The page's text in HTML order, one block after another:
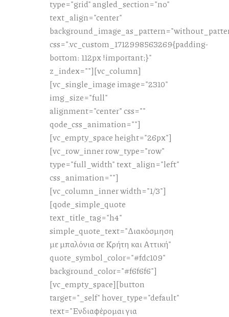
type="grid" angled_section="no"
text_align="center"
css=".vc_custom_1712998563269{padding-
bottom: 112px !important;}"
z_index=""][vc_column]
[vc_single_image image="2310"
img_size="full"
alignment="center" css=""
qode_css_animation=""]
[vc_empty_space height="26px"]
[vc_row_inner row_type="row"
type="full_width" text_align="left"
css_animation=""]
[vc_column_inner width="1/3"]
[qode_simple_quote
text_title_tag="h4"
simple_quote_text="Διακόσμηση
με μπαλόνια σε Κρήτη και Αττική"
quote_symbol_color="#fdc109"
background_color="#f6f6f6"]
[vc_empty_space][button
target="_self" hover_type="default"
text="Ενδιαφέρομαι για